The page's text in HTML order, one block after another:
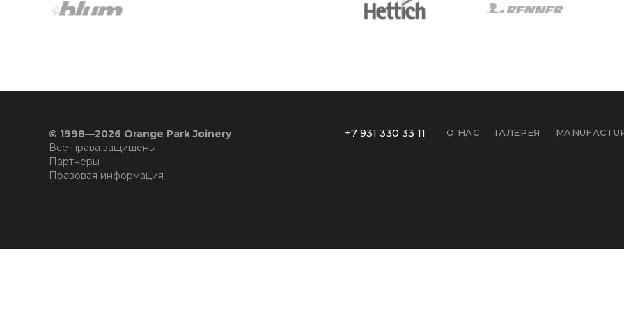
© 1998—2026 Orange Park Joinery
Все права защищены
Партнеры
Правовая информация
+7 931 330 33 11 О НАС ГАЛЕРЕЯ